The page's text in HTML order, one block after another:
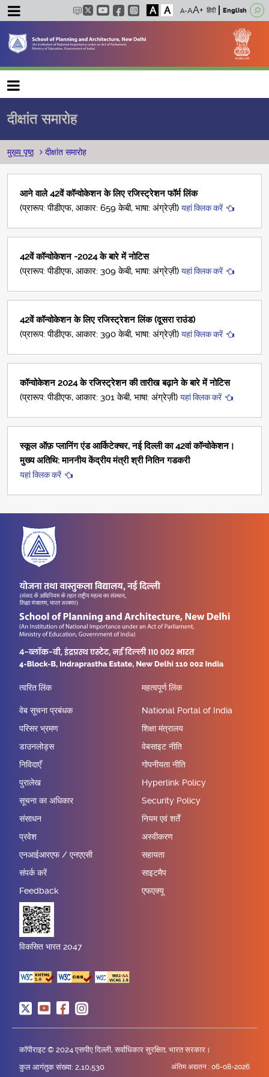
A A हिंदी English
Main navigation
दीक्षांत समारोह
पग चिन्ह
मुख्य पृष्ठ दीक्षांत समारोह
आने वाले 42वें कॉन्वोकेशन के लिए रजिस्ट्रेशन फॉर्म लिंक
(प्रारूप: पीडीएफ, आकार: 659 केबी, भाषा: अंग्रेज़ी) यहां क्लिक करें
42वें कॉन्वोकेशन -2024 के बारे में नोटिस
(प्रारूप: पीडीएफ, आकार: 309 केबी, भाषा: अंग्रेज़ी) यहां क्लिक करें
42वें कॉन्वोकेशन के लिए रजिस्ट्रेशन लिंक (दूसरा राउंड)
(प्रारूप: पीडीएफ, आकार: 390 केबी, भाषा: अंग्रेज़ी) यहां क्लिक करें
कॉन्वोकेशन 2024 के रजिस्ट्रेशन की तारीख बढ़ाने के बारे में नोटिस
(प्रारूप: पीडीएफ, आकार: 301 केबी, भाषा: अंग्रेज़ी) यहां क्लिक करें
स्कूल ऑफ़ प्लानिंग एंड आर्किटेक्चर, नई दिल्ली का 42वां कॉन्वोकेशन।
मुख्य अतिथि: माननीय केंद्रीय मंत्री श्री नितिन गडकरी
यहां क्लिक करें
त्वरित लिंक
वेब सूचना प्रबंधक
परिसर भ्रमण
डाउनलोड्स
निविदाएँ
पुरालेख
सूचना का अधिकार
संसाधन
प्रवेश
एनआईआरएफ / एनएएसी
संपर्क करें
Feedback
महत्वपूर्ण लिंक
National Portal of India
शिक्षा मंत्रालय
वेबसाइट नीति
गोपनीयता नीति
Hyperlink Policy
Security Policy
नियम एवं शर्तें
अस्वीकरण
सहायता
साइटमैप
एफएक्यू
विकसित भारत 2047
कॉपीराइट © 2024 एसपीए दिल्ली, सर्वाधिकार सुरक्षित, भारत सरकार।
कुल आगंतुक संख्या: 2,10,530
अंतिम अद्यतन : 06-08-2026